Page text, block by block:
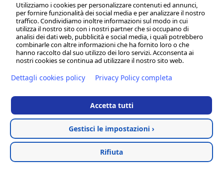
P & B Line sas - P.IVA:01320140435
Marche - Civitanova Marche (MC) - 62012 - Via L. Einaudi, 108 - int.27 - Tel:
(+39) 02 83417 246 -info@pbline.eu
Lazio - Roma (RM) - 00186 - Via Della Reginella, 10 - tel. (+39) 338 2792657
Toscana - Cortona (AR ) - 52044 - tel. + 39 335 59 888 66
Termini e condizioni
Cookies policy -Privacy policy
Hosted & created byClion SpA
Utilizziamo i cookies per personalizzare contenuti ed annunci,
per fornire funzionalità dei social media e per analizzare il nostro
traffico. Condividiamo inoltre informazioni sul modo in cui
utilizza il nostro sito con i nostri partner che si occupano di
analisi dei dati web, pubblicità e social media, i quali potrebbero
combinarle con altre informazioni che ha fornito loro o che
hanno raccolto dal suo utilizzo dei loro servizi. Acconsenta ai
nostri cookies se continua ad utilizzare il nostro sito web.
Dettagli cookies policy Privacy Policy completa
Accetta tutti
Gestisci le impostazioni ›
Rifiuta